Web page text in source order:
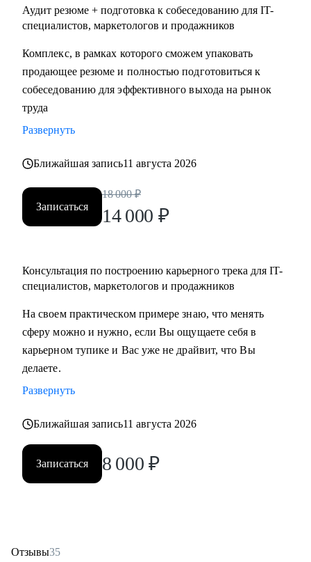
Аудит резюме + подготовка к собеседованию для IT-
специалистов, маркетологов и продажников
Комплекс, в рамках которого сможем упаковать
продающее резюме и полностью подготовиться к
собеседованию для эффективного выхода на рынок
труда
Развернуть
Ближайшая запись11 августа 2026
Записаться
18 000 ₽
14 000 ₽
Консультация по построению карьерного трека для IT-
специалистов, маркетологов и продажников
На своем практическом примере знаю, что менять
сферу можно и нужно, если Вы ощущаете себя в
карьерном тупике и Вас уже не драйвит, что Вы
делаете.
Развернуть
Ближайшая запись11 августа 2026
Записаться 8 000 ₽
Отзывы35